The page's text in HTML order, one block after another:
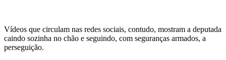
Vídeos que circulam nas redes sociais, contudo, mostram a deputada
caindo sozinha no chão e seguindo, com seguranças armados, a
perseguição.